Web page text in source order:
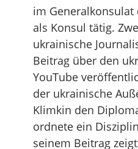
im
als Konsul tätig.
ukrainische
Beitrag über den
YouTube
der ukrainische
Klimkin den
ordnete ein
seinem Beitrag